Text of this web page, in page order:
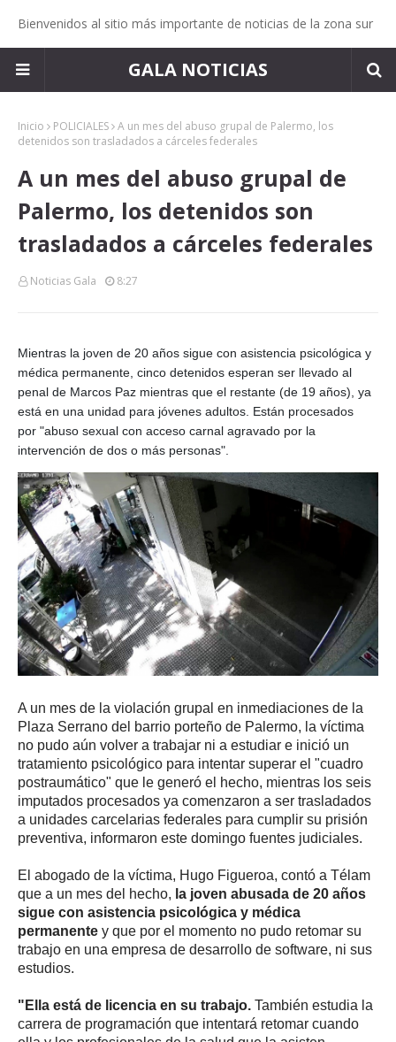
Bienvenidos al sitio más importante de noticias de la zona sur
GALA NOTICIAS
Inicio POLICIALES A un mes del abuso grupal de Palermo, los
detenidos son trasladados a cárceles federales
A un mes del abuso grupal de
Palermo, los detenidos son
trasladados a cárceles federales
Noticias Gala 8:27
Mientras la joven de 20 años sigue con asistencia psicológica y
médica permanente, cinco detenidos esperan ser llevado al
penal de Marcos Paz mientras que el restante (de 19 años), ya
está en una unidad para jóvenes adultos. Están procesados
por "abuso sexual con acceso carnal agravado por la
intervención de dos o más personas".
A un mes de la violación grupal en inmediaciones de la
Plaza Serrano del barrio porteño de Palermo, la víctima
no pudo aún volver a trabajar ni a estudiar e inició un
tratamiento psicológico para intentar superar el "cuadro
postraumático" que le generó el hecho, mientras los seis
imputados procesados ya comenzaron a ser trasladados
a unidades carcelarias federales para cumplir su prisión
preventiva, informaron este domingo fuentes judiciales.
El abogado de la víctima, Hugo Figueroa, contó a Télam
que a un mes del hecho, la joven abusada de 20 años
sigue con asistencia psicológica y médica
permanente y que por el momento no pudo retomar su
trabajo en una empresa de desarrollo de software, ni sus
estudios.
"Ella está de licencia en su trabajo. También estudia la
carrera de programación que intentará retomar cuando